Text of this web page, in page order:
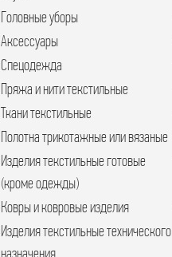
Головные уборы
Аксессуары
Спецодежда
Пряжа и нити текстильные
Ткани текстильные
Полотна трикотажные или вязаные
Изделия текстильные готовые
(кроме одежды)
Ковры и ковровые изделия
Изделия текстильные технического